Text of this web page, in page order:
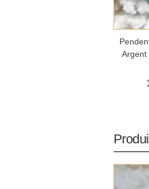
Argent